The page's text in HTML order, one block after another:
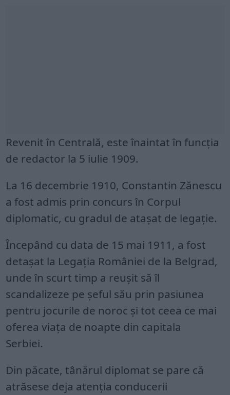
Revenit în Centrală, este înaintat în funcţia
de redactor la 5 iulie 1909.
La 16 decembrie 1910, Constantin Zănescu
a fost admis prin concurs în Corpul
diplomatic, cu gradul de ataşat de legaţie.
Începând cu data de 15 mai 1911, a fost
detaşat la Legaţia României de la Belgrad,
unde în scurt timp a reușit să îl
scandalizeze pe șeful său prin pasiunea
pentru jocurile de noroc și tot ceea ce mai
oferea viața de noapte din capitala
Serbiei.
Din păcate, tânărul diplomat se pare că
atrăsese deja atenția conducerii